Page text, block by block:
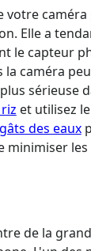
votre
Elle a
le capteur
la caméra
sérieuse
et utilisez le
des eaux
minimiser
de la